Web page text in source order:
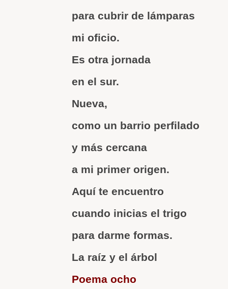
para cubrir de lámparas
mi oficio.
Es otra jornada
en el sur.
Nueva,
como un barrio perfilado
y más cercana
a mi primer origen.
Aquí te encuentro
cuando inicias el trigo
para darme formas.
La raíz y el árbol
Poema ocho